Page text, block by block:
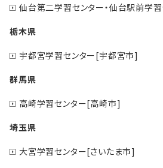
仙台第二学習センター・仙台駅前学
栃木県
宇都宮学習センター[宇都宮市]
群馬県
高崎学習センター[高崎市]
埼玉県
大宮学習センター[さいたま市]